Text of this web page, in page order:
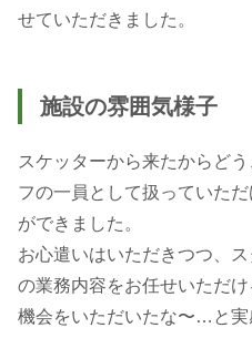
せていただきました。
施設の雰囲気様子
スケッターから来たからど
フの一員として扱っていた
ができました。
お心遣いはいただきつつ、
の業務内容をお任せいただ
機会をいただいたな〜…と実